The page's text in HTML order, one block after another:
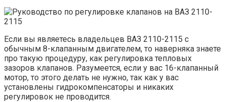
Если вы являетесь владельцев ВАЗ 2110-2115 с
обычным 8-клапанным двигателем, то наверняка знаете
про такую процедуру, как регулировка тепловых
зазоров клапанов. Разумеется, если у вас 16-клапанный
мотор, то этого делать не нужно, так как у вас
установлены гидрокомпенсаторы и никаких
регулировок не проводится.